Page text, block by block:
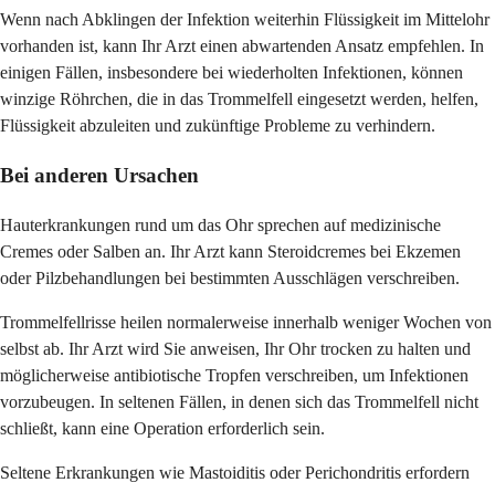
Wenn nach Abklingen der Infektion weiterhin Flüssigkeit im Mittelohr
vorhanden ist, kann Ihr Arzt einen abwartenden Ansatz empfehlen. In
einigen Fällen, insbesondere bei wiederholten Infektionen, können
winzige Röhrchen, die in das Trommelfell eingesetzt werden, helfen,
Flüssigkeit abzuleiten und zukünftige Probleme zu verhindern.
Bei anderen Ursachen
Hauterkrankungen rund um das Ohr sprechen auf medizinische
Cremes oder Salben an. Ihr Arzt kann Steroidcremes bei Ekzemen
oder Pilzbehandlungen bei bestimmten Ausschlägen verschreiben.
Trommelfellrisse heilen normalerweise innerhalb weniger Wochen von
selbst ab. Ihr Arzt wird Sie anweisen, Ihr Ohr trocken zu halten und
möglicherweise antibiotische Tropfen verschreiben, um Infektionen
vorzubeugen. In seltenen Fällen, in denen sich das Trommelfell nicht
schließt, kann eine Operation erforderlich sein.
Seltene Erkrankungen wie Mastoiditis oder Perichondritis erfordern